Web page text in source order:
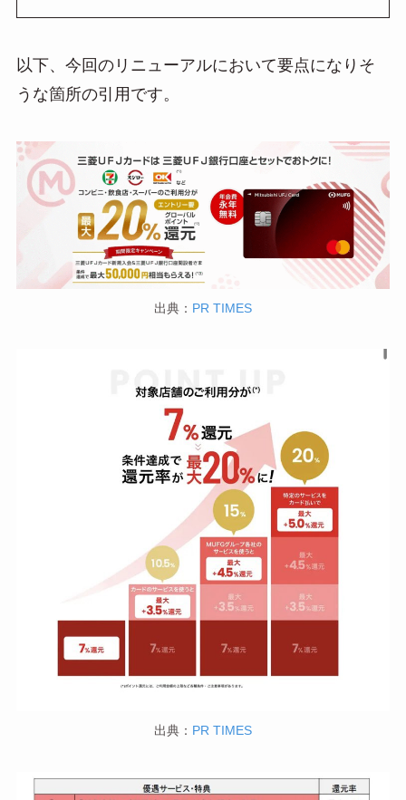
以下、今回のリニューアルにおいて要点になりそ
うな箇所の引用です。
出典： PR TIMES
出典： PR TIMES